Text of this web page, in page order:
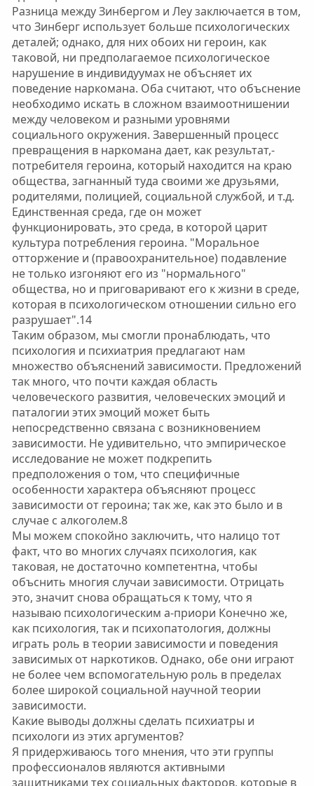
Разница между Зинбергом и Леу заключается в том,
что Зинберг использует больше психологических
деталей; однако, для них обоих ни героин, как
таковой, ни предполагаемое психологическое
нарушение в индивидуумах не объсняет их
поведение наркомана. Оба считают, что объснение
необходимо искать в сложном взаимоотнишении
между человеком и разными уровнями
социального окружения. Завершенный процесс
превращения в наркомана дает, как результат,-
потребителя героина, который находится на краю
общества, загнанный туда своими же друзьями,
родителями, полицией, социальной службой, и т.д.
Единственная среда, где он может
функционировать, это среда, в которой царит
культура потребления героина. "Моральное
отторжение и (правоохранительное) подавление
не только изгоняют его из "нормального"
общества, но и приговаривают его к жизни в среде,
которая в психологическом отношении сильно его
разрушает".14
Таким образом, мы смогли пронаблюдать, что
психология и психиатрия предлагают нам
множество объяснений зависимости. Предложений
так много, что почти каждая область
человеческого развития, человеческих эмоций и
паталогии этих эмоций может быть
непосредственно связана с возникновением
зависимости. Не удивительно, что эмпирическое
исследование не может подкрепить
предположения о том, что специфичные
особенности характера объясняют процесс
зависимости от героина; так же, как это было и в
случае с алкоголем.8
Мы можем спокойно заключить, что налицо тот
факт, что во многих случаях психология, как
таковая, не достаточно компетентна, чтобы
объснить многия случаи зависимости. Отрицать
это, значит снова обращаться к тому, что я
называю психологическим а-приори Конечно же,
как психология, так и психопатология, должны
играть роль в теории зависимости и поведения
зависимых от наркотиков. Однако, обе они играют
не более чем вспомогательную роль в пределах
более широкой социальной научной теории
зависимости.
Какие выводы должны сделать психиатры и
психологи из этих аргументов?
Я придерживаюсь того мнения, что эти группы
профессионалов являются активными
защитниками тех социальных факторов, которые в